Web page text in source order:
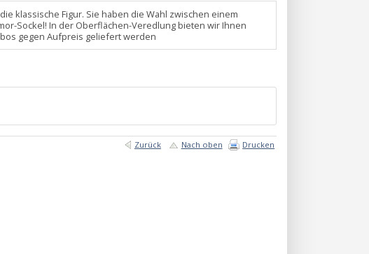
klassische Figur. Sie haben die Wahl zwischen einem
Sockel! In der Oberflächen-Veredlung bieten wir Ihnen
gegen Aufpreis geliefert werden
Zurück Nach oben Drucken